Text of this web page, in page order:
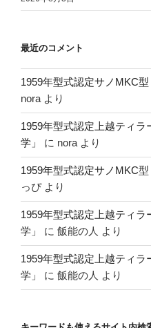
最近のコメント
1959年型式認定サノMKC型
noraより
1959年型式認定上越ティ
学」
に noraより
1959年型式認定サノMKC型
っぴより
1959年型式認定上越ティ
学」
に 飯能の人 より
1959年型式認定上越ティ
学」
に 飯能の人 より